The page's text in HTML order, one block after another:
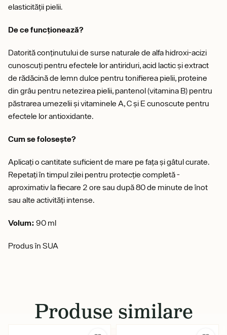
elasticității pielii.
De ce funcționează?
Datorită conținutului de surse naturale de alfa hidroxi-acizi
cunoscuți pentru efectele lor antiriduri, acid lactic și extract
de rădăcină de lemn dulce pentru tonifierea pielii, proteine ​​
din grâu pentru netezirea pielii, pantenol (vitamina B) pentru
păstrarea umezelii și vitaminele A, C și E cunoscute pentru
efectele lor antioxidante.
Cum se folosește?
Aplicați o cantitate suficient de mare pe fața și gâtul curate.
Repetați în timpul zilei pentru protecție completă -
aproximativ la fiecare 2 ore sau după 80 de minute de înot
sau alte activități intense.
Volum: 90 ml
Produs în SUA
Produse similare